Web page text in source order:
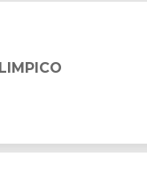
SPORTS